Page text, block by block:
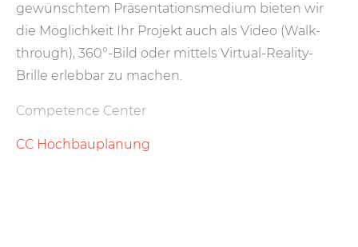
gewünschtem Präsentations­medium bieten wir
die Möglich­keit Ihr Projekt auch als Video (Walk­
through), 360°-Bild oder mittels Virtual-Reality-
Brille erleb­bar zu machen.
Competence Center
CC Hochbauplanung